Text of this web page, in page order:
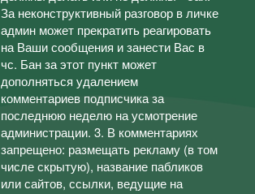
За неконструктивный разговор в личке
админ может прекратить реагировать
на Ваши сообщения и занести Вас в
чс. Бан за этот пункт может
дополняться удалением
комментариев подписчика за
последнюю неделю на усмотрение
администрации. 3. В комментариях
запрещено: размещать рекламу (в том
числе скрытую), название пабликов
или сайтов, ссылки, ведущие на